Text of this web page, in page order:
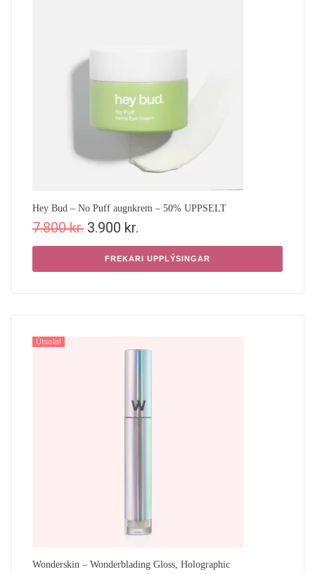
Hey Bud – No Puff augnkrem – 50% UPPSELT
7.800kr. 3.900 kr.
FREKARI UPPLÝSINGAR
Útsala!
Wonderskin – Wonderblading Gloss, Holographic